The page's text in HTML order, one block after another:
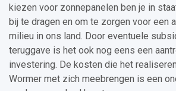
kiezen voor zonnepanelen ben je in
bij te dragen en om te zorgen voor een
milieu in ons land. Door eventuele
teruggave is het ook nog eens een
investering. De kosten die het
Wormer met zich meebrengen is een